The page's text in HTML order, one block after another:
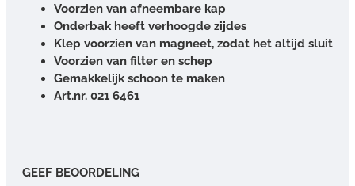
Voorzien van afneembare kap
Onderbak heeft verhoogde zijdes
Klep voorzien van magneet, zodat het altijd sluit
Voorzien van filter en schep
Gemakkelijk schoon te maken
Art.nr. 021 6461
GEEF BEOORDELING